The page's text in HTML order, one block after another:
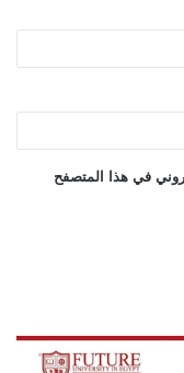
في هذا المتصفح